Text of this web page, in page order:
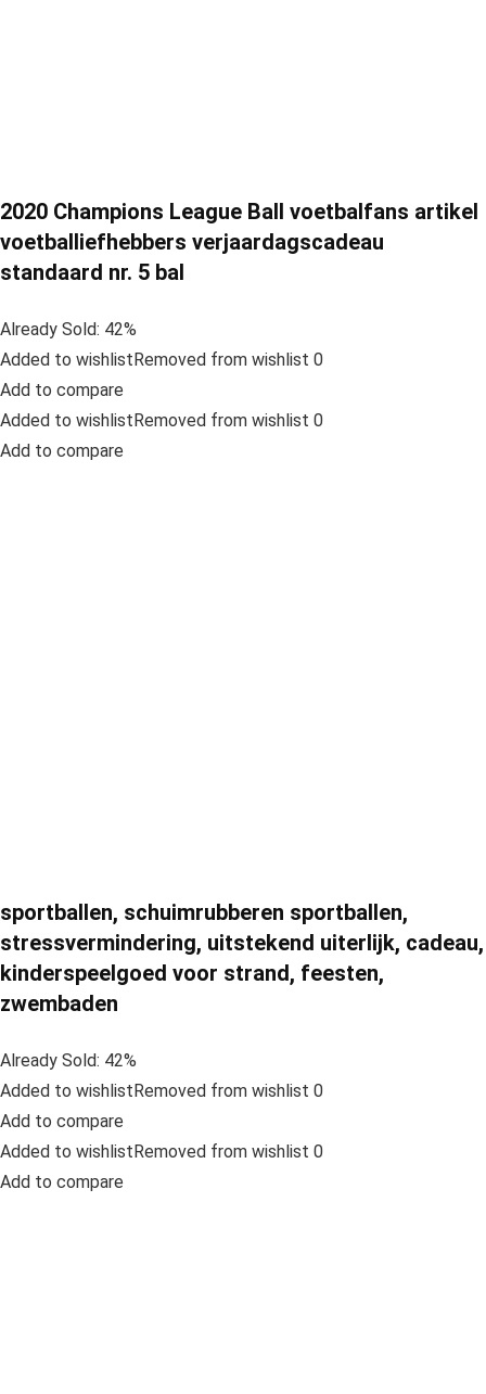
2020 Champions League Ball voetbalfans artikel
voetballiefhebbers verjaardagscadeau
standaard nr. 5 bal
Already Sold: 42%
Added to wishlistRemoved from wishlist 0
Add to compare
Added to wishlistRemoved from wishlist 0
Add to compare
sportballen, schuimrubberen sportballen,
stressvermindering, uitstekend uiterlijk, cadeau,
kinderspeelgoed voor strand, feesten,
zwembaden
Already Sold: 42%
Added to wishlistRemoved from wishlist 0
Add to compare
Added to wishlistRemoved from wishlist 0
Add to compare